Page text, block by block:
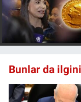
Bunlar da
Nedir
Popüler
Programlar
Sağlık